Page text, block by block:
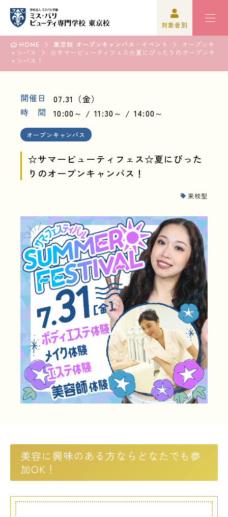
対象者別
高校3年生の方
再進学をご検討の方
保護者の方
学校関係者の方
企業の方
学校紹介
オープンキャンパス・イベント
資格・就職
入学案内
学園生活
高校3年生の方
LINE友だち登録よくある質問交通アクセス
採用情報
情報の公開
カリキュラム・シラバス
個人情報保護方針
サイトマップ
SNSをフォローして最新情報をCHECK !
HOME 東京校 オープンキャンパス・イベント
オープンキ
ャンパス
☆サマービューティフェス☆夏にぴったりのオープンキ
ャンパス！
開催日
07.31（金）
時 間
10:00～ 11:30～ 14:00～
オープンキャンパス
☆サマービューティフェス☆夏にぴった
りのオープンキャンパス！
来校型
美容に興味のある方ならどなたでも参
加OK！